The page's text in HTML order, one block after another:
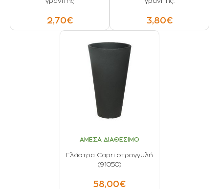
2,70€ 3,80€
ΑΜΕΣΑ ΔΙΑΘΕΣΙΜΟ
Γλάστρα Capri στρογγυλή
(91050)
58,00€